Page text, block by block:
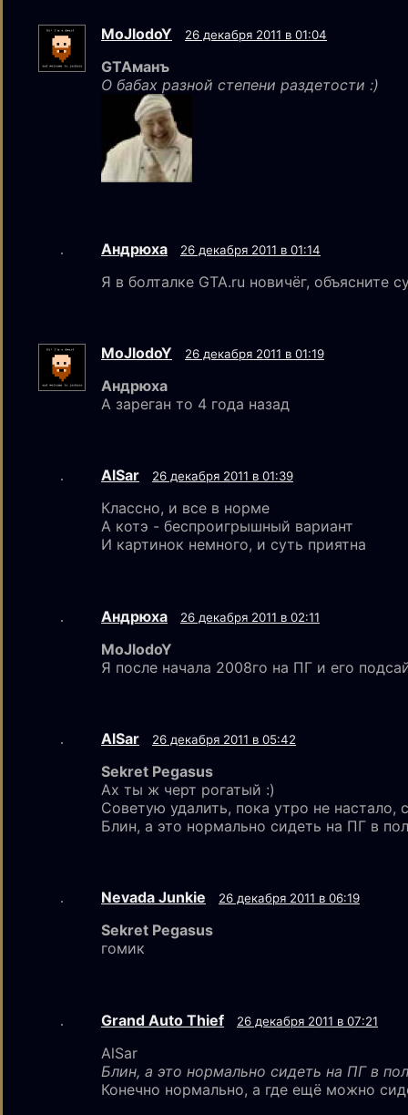
MoJlodoY 26 декабря 2011 в 01:04
GTAманъ
О бабах разной степени раздетости :)
Aндрюха 26 декабря 2011 в 01:14
Я в болталке GTA.ru новичёг, объясните
MoJlodoY 26 декабря 2011 в 01:19
Aндрюха
А зареган то 4 года назад
AlSar 26 декабря 2011 в 01:39
Классно, и все в норме
А котэ - беспроигрышный вариант
И картинок немного, и суть приятна
Aндрюха 26 декабря 2011 в 02:11
MoJlodoY
Я после начала 2008го на ПГ и его
AlSar 26 декабря 2011 в 05:42
Sekret Pegasus
Ах ты ж черт рогатый :)
Советую удалить, пока утро не настало,
Блин, а это нормально сидеть на ПГ в
Nevada Junkie 26 декабря 2011 в 06:19
Sekret Pegasus
гомик
Grand Auto Thief 26 декабря 2011 в 07:21
AlSar
Блин, а это нормально сидеть на ПГ в
Конечно нормально, а где ещё можно